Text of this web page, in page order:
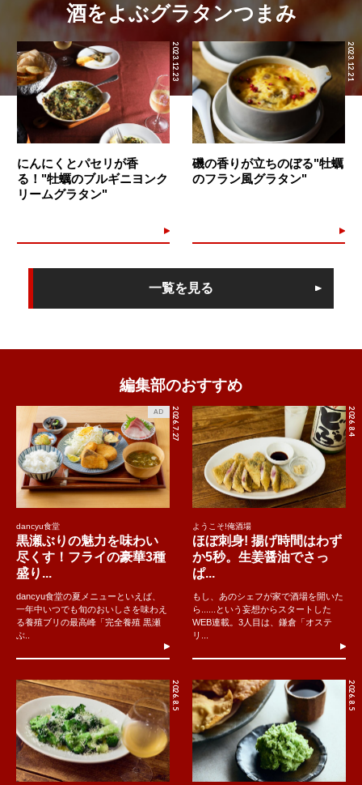
酒をよぶグラタンつまみ
2023.12.23
にんにくとパセリが香
る！"牡蠣のブルギニヨンク
リームグラタン"
2023.12.21
磯の香りが立ちのぼる"牡蠣
のフラン風グラタン"
一覧を見る
編集部のおすすめ
2026.7.27
AD
dancyu食堂
黒瀬ぶりの魅力を味わい
尽くす！フライの豪華3種
盛り...
dancyu食堂の夏メニューといえば、
一年中いつでも旬のおいしさを味わえ
る養殖ブリの最高峰「完全養殖 黒瀬
ぶ..
2026.8.4
ようこそ!俺酒場
ほぼ刺身! 揚げ時間はわず
か5秒。生姜醤油でさっ
ぱ...
もし、あのシェフが家で酒場を開いた
ら......という妄想からスタートした
WEB連載。3人目は、鎌倉「オステ
リ...
2026.8.5 2026.8.5